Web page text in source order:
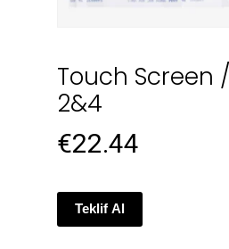
Touch Screen
2&4
€22.44
Teklif Al